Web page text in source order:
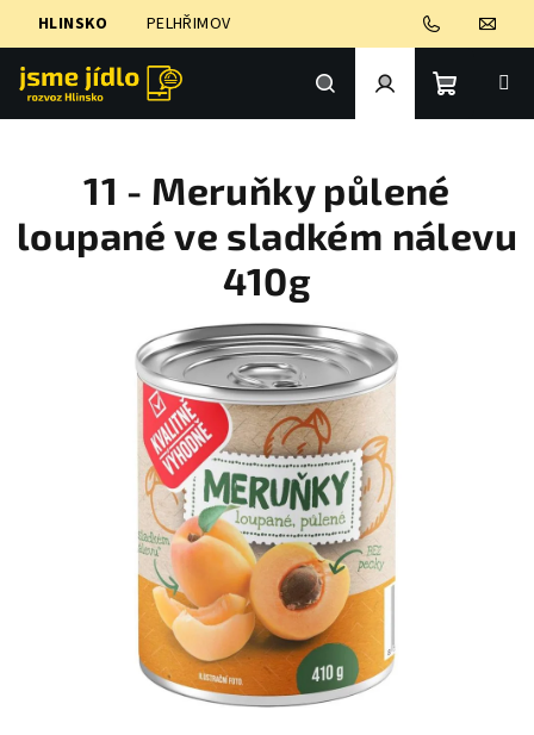
HLINSKO PELHŘIMOV
Hledat PřihlášeníNákupní
košík
11 - Meruňky půlené
loupané ve sladkém nálevu
410g